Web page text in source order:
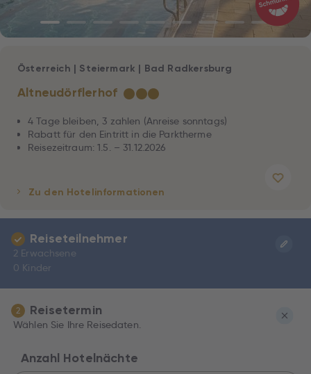
Altneudörflerhof ★★★
Österreich | Steiermark | Bad Radkersburg
4 Tage bleiben, 3 zahlen (Anreise sonntags)
Rabatt für den Eintritt in die Parktherme
Reisezeitraum: 1.5. – 31.12.2026
Zu den Hotelinformationen
Reiseteilnehmer
2 Erwachsene
0 Kinder
2 Reisetermin
Wählen Sie Ihre Reisedaten.
Anzahl Hotelnächte